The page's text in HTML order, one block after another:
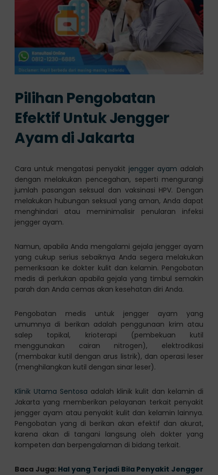
Pilihan Pengobatan
Efektif Untuk Jengger
Ayam di Jakarta
Cara untuk mengatasi penyakit jengger ayam adalah
dengan melakukan pencegahan, seperti mengurangi
jumlah pasangan seksual dan vaksinasi HPV. Dengan
melakukan hubungan seksual yang aman, Anda dapat
menghindari atau meminimalisir penularan infeksi
jengger ayam.
Namun, apabila Anda mengalami gejala jengger ayam
yang cukup serius sebaiknya Anda segera melakukan
pemeriksaan ke dokter kulit dan kelamin. Pengobatan
medis di perlukan apabila gejala yang timbul semakin
parah dan Anda cemas akan kesehatan diri Anda.
Pengobatan medis untuk jengger ayam yang
umumnya di berikan adalah penggunaan krim atau
salep topikal, krioterapi (pembekuan kutil
menggunakan cairan nitrogen), elektrodikasi
(membakar kutil dengan arus listrik), dan operasi leser
(menghilangkan kutil dengan sinar leser).
Klinik Utama Sentosa adalah klinik kulit dan kelamin di
Jakarta yang memberikan pelayanan terkait penyakit
jengger ayam atau penyakit kulit dan kelamin lainnya.
Pengobatan yang di berikan akan efektif dan akurat,
karena akan di tangani langsung oleh dokter yang
kompeten dan berpengalaman di bidang terkait.
Baca Juga: Hal yang Terjadi Bila Penyakit Jengger